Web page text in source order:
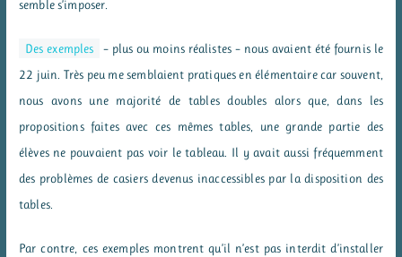
semble s’imposer.
Des exemples
– plus ou moins réalistes – nous avaient été fournis le
22 juin. Très peu me semblaient pratiques en élémentaire car souvent,
nous avons une majorité de tables doubles alors que, dans les
propositions faites avec ces mêmes tables, une grande partie des
élèves ne pouvaient pas voir le tableau. Il y avait aussi fréquemment
des problèmes de casiers devenus inaccessibles par la disposition des
tables.
Par contre, ces exemples montrent qu’il n’est pas interdit d’installer